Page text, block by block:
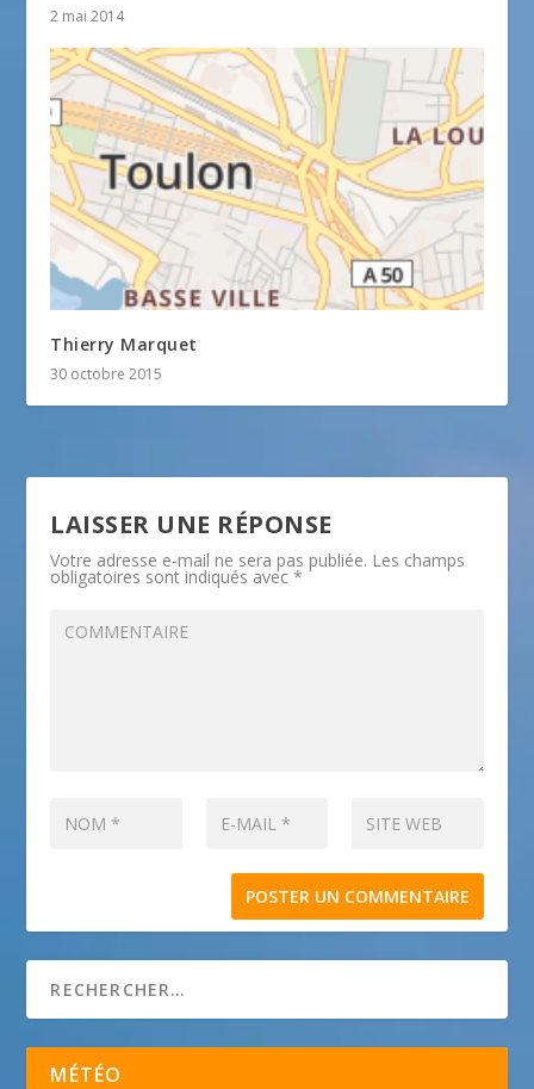
2 mai 2014
Thierry Marquet
30 octobre 2015
LAISSER UNE RÉPONSE
Votre adresse e-mail ne sera pas publiée. Les champs
obligatoires sont indiqués avec*
MÉTÉO